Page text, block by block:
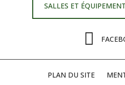
SALLES ET
PLAN DU SITE